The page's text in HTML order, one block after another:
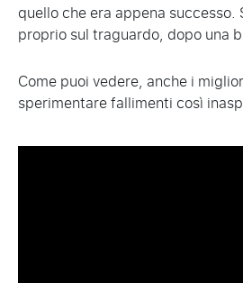
quello che era appena successo.
proprio sul traguardo, dopo una
Come puoi vedere, anche i
sperimentare fallimenti così